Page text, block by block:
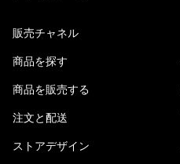
販売チャネル
商品を探す
商品を販売する
注文と配送
ストアデザイン